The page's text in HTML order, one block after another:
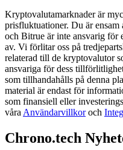
Handelsstrategier
Lär dig hur du håller dig
Kryptovalutamarknader är
prisfluktuationer. Du är
och Bitrue är inte ansvarig för
av. Vi förlitar oss på
relaterad till de kryptovalutor
ansvariga för dess
som tillhandahålls på denna
material är endast för
som finansiell eller
våra Användarvillkoroch
Chrono.tech